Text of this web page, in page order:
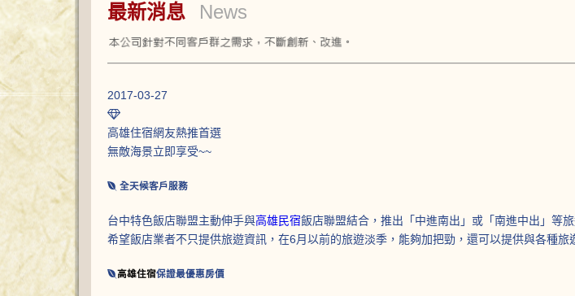
最新消息 News
2017-03-27
高雄住宿網友熱推首選
無敵海景立即享受~~
全天候客戶服務
台中特色飯店聯盟主動伸手與高雄民宿飯店聯盟結合，推出「中進南出」或「南進中出」等
希望飯店業者不只提供旅遊資訊，在6月以前的旅遊淡季，能夠加把勁，還可以提供與各種
高雄住宿保證最優惠房價